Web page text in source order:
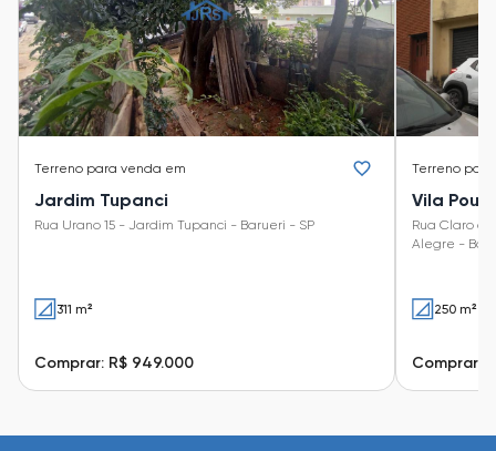
Terreno para venda em
Jardim Tupanci
Rua Urano 15 - Jardim Tupanci - Barueri - SP
311 m²
Comprar: R$ 949.000
Terreno
Vila
Rua Claro
Alegre -
250 m²
Comprar: